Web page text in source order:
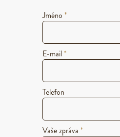
Jméno *
E-mail*
Telefon
Vaše zpráva *